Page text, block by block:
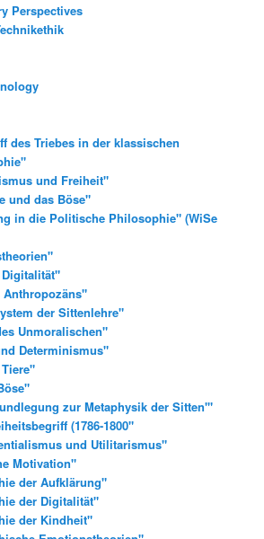
Perspectives
des Triebes in der klassischen
und Freiheit"
und das Böse"
in die Politische Philosophie" (WiSe
der Sittenlehre"
Unmoralischen"
Determinismus"
zur Metaphysik der Sitten'"
(1786-1800"
und Utilitarismus"
Motivation"
der Aufklärung"
der Digitalität"
der Kindheit"